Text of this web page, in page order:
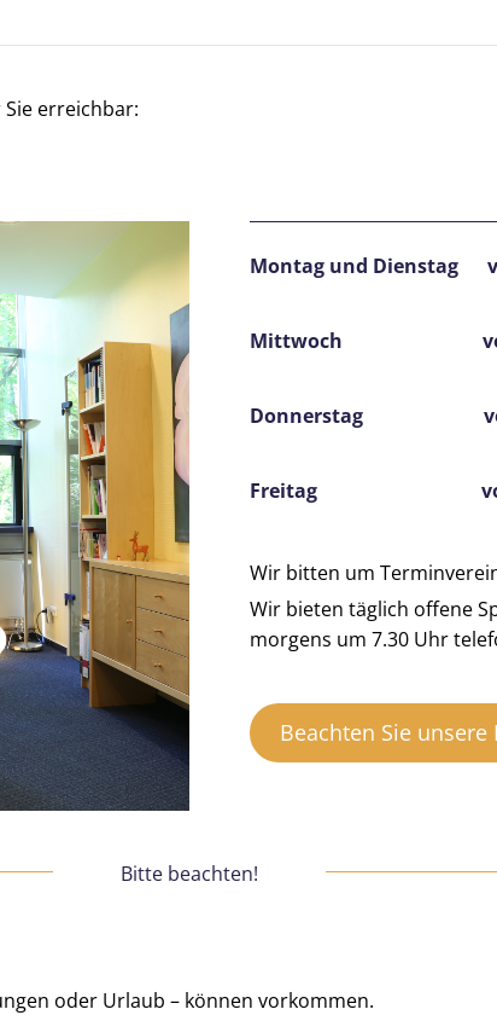
erreichbar:
Montag und Dienstag
Mittwoch von
Donnerstag von
Freitag von
Wir bitten um
Wir bieten täglich offene
morgens um 7.30 Uhr
Beachten Sie
Bitte beachten!
oder Urlaub – können vorkommen.